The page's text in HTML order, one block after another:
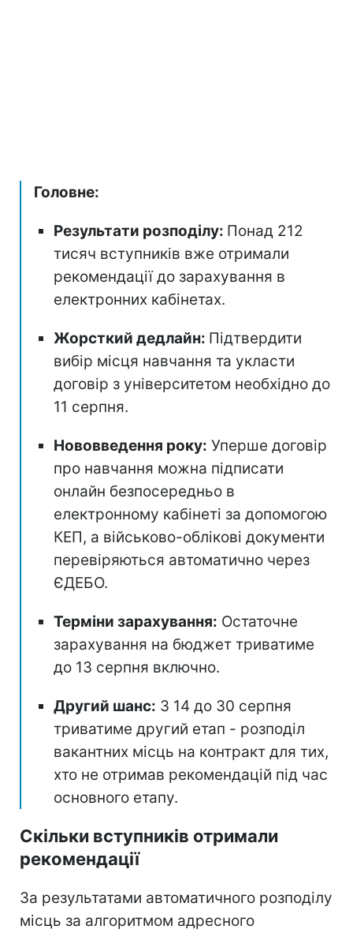
Головне:
Результати розподілу: Понад 212
тисяч вступників вже отримали
рекомендації до зарахування в
електронних кабінетах.
Жорсткий дедлайн: Підтвердити
вибір місця навчання та укласти
договір з університетом необхідно до
11 серпня.
Нововведення року: Уперше договір
про навчання можна підписати
онлайн безпосередньо в
електронному кабінеті за допомогою
КЕП, а військово-облікові документи
перевіряються автоматично через
ЄДЕБО.
Терміни зарахування: Остаточне
зарахування на бюджет триватиме
до 13 серпня включно.
Другий шанс: З 14 до 30 серпня
триватиме другий етап - розподіл
вакантних місць на контракт для тих,
хто не отримав рекомендацій під час
основного етапу.
Скільки вступників отримали
рекомендації
За результатами автоматичного розподілу
місць за алгоритмом адресного